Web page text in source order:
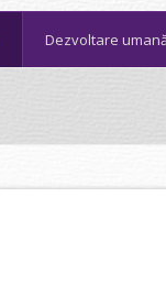
Dezvoltare